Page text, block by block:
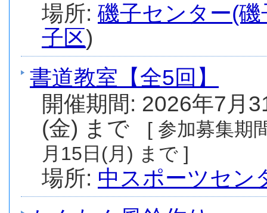
場所: 磯子センター(
子区)
書道教室【全5回】
開催期間: 2026年7月
(金) まで
[ 参加募集期
月15日(月) まで ]
場所: 中スポーツセン